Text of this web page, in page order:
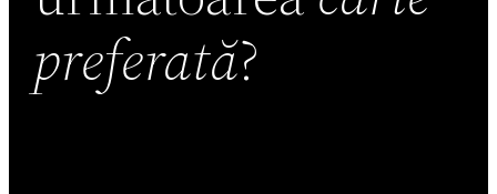
preferată?